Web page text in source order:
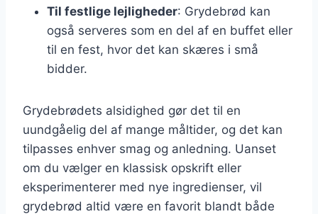
Til festlige lejligheder: Grydebrød kan
også serveres som en del af en buffet eller
til en fest, hvor det kan skæres i små
bidder.
Grydebrødets alsidighed gør det til en
uundgåelig del af mange måltider, og det kan
tilpasses enhver smag og anledning. Uanset
om du vælger en klassisk opskrift eller
eksperimenterer med nye ingredienser, vil
grydebrød altid være en favorit blandt både